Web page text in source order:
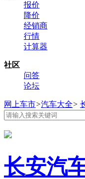
报价
降价
经销商
行情
计算器
社区
问答
论坛
网上车市>汽车大全>
长安汽